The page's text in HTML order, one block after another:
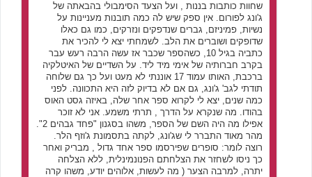
שחוות כותבות בננות , ועל הצעד הסימבולי בהבאתה של
ג'ונג לפורום. אין ספק שיש לה כמה תובנות מעניינות על
נשיות, פמיניזם, גברים שנדפקים ונזרקים, כמו גם כאלו
שדופקים ושוברים את הלב. לשמחתי יצא לי להכיר את
כתביה בגיל 10, כשהספר שכבר אז עשה הרבה רעש עבר
בקרב חברותיה של אימי מיד ליד. על השדיים של האיטלקיה
ברכבת, האותו עמוד 17 אוננתי לא מעט ועל כך גם שלוחה
תודתי לגב' ג'ונג, גם אם לא בדיוק לזה היא התכוונה. לפני
כמה שנים, יצא לי לקרוא ספר אחר שלה, באיזה גסט האוס
בהודו. מה שנקרא על הדרך , תרתי משמע. אני לא זוכר
אפילו מה היה השם של הספר, משהו בסגנון "פחד גבהים 2".
מהר מאוד התברר לי שג'ונג, לקתה בתסמונת ג'וזף הלר.
רוצה לומר: סופרים שפירסמו ספר אחד גדול , מבריק ואחר
כך ניסו לשחזר את הצלחתם הפנונמינלית, ללא הצלחה
יתרה, למרבה הצער ( מה לעשות, אלוהים יודע, משהו קרה